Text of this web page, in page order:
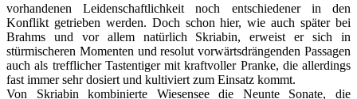
vorhandenen Leidenschaftlichkeit noch entschiedener in den
Konflikt getrieben werden. Doch schon hier, wie auch später bei
Brahms und vor allem natürlich Skriabin, erweist er sich in
stürmischeren Momenten und resolut vorwärtsdrängenden Passagen
auch als trefflicher Tastentiger mit kraftvoller Pranke, die allerdings
fast immer sehr dosiert und kultiviert zum Einsatz kommt.
Von Skriabin kombinierte Wiesensee die Neunte Sonate, die